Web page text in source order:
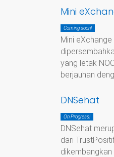
Mini
Coming soon!
Mini
yang letak
berjauhan
DNSehat
On Progress!
DNSehat
dari